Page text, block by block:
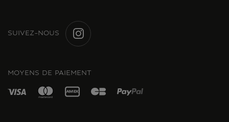
SUIVEZ-NOUS
MOYENS DE PAIEMENT